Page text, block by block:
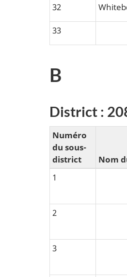
32
33
B
District :
Numéro
du sous-
district
Nom
1
2
3